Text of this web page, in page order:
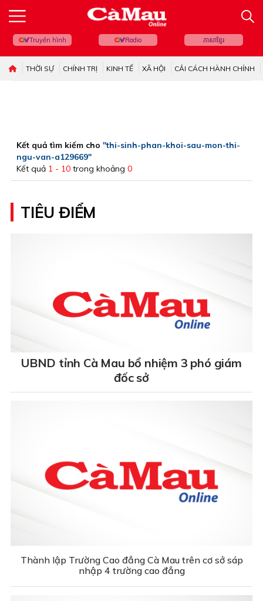
Truyền hình Radio ភាសាខ្មែរ
THỜI SỰ CHÍNH TRỊ KINH TẾ XÃ HỘI CẢI CÁCH HÀNH CHÍNH
Kết quả tìm kiếm cho "thi-sinh-phan-khoi-sau-mon-thi-
ngu-van-a129669"
Kết quả 1 - 10 trong khoảng 0
TIÊU ĐIỂM
UBND tỉnh Cà Mau bổ nhiệm 3 phó giám
đốc sở
Thành lập Trường Cao đẳng Cà Mau trên cơ sở sáp
nhập 4 trường cao đẳng